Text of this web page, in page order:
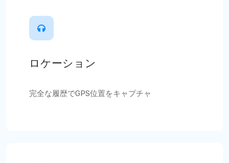
ロケーション
完全な履歴でGPS位置をキャプチャ